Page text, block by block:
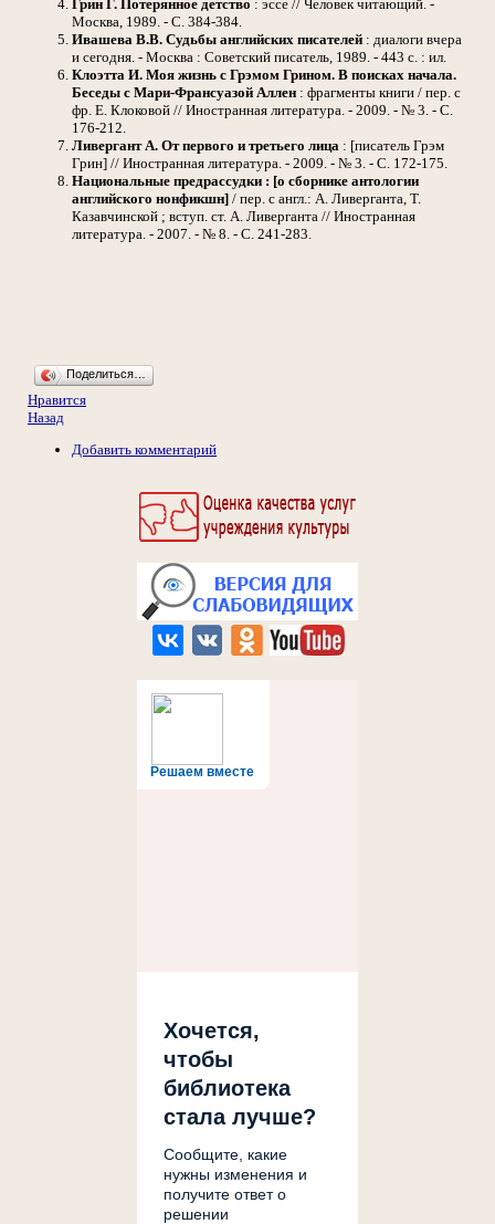
Решаем вместе
Хочется,
чтобы
библиотека
стала лучше?
Сообщите, какие
нужны изменения и
получите ответ о
решении
Грин Г. Потерянное детство : эссе // Человек читающий. -
Москва, 1989. - С. 384-384.
Ивашева В.В. Судьбы английских писателей : диалоги вчера
и сегодня. - Москва : Советский писатель, 1989. - 443 с. : ил.
Клоэтта И. Моя жизнь с Грэмом Грином. В поисках начала.
Беседы с Мари-Франсуазой Аллен : фрагменты книги / пер. с
фр. Е. Клоковой // Иностранная литература. - 2009. - № 3. - С.
176-212.
Ливергант А. От первого и третьего лица : [писатель Грэм
Грин] // Иностранная литература. - 2009. - № 3. - С. 172-175.
Национальные предрассудки : [о сборнике антологии
английского нонфикшн] / пер. с англ.: А. Ливерганта, Т.
Казавчинской ; вступ. ст. А. Ливерганта // Иностранная
литература. - 2007. - № 8. - С. 241-283.
Поделиться…
Нравится
Назад
Добавить комментарий